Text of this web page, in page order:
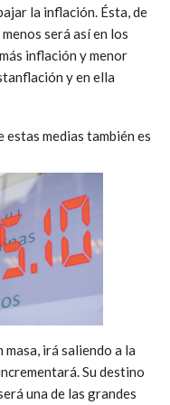
la inflación. Ésta, de
será así en los
inflación y menor
y en ella
medias también es
irá saliendo a la
Su destino
una de las grandes